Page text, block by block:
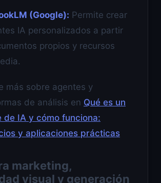
(Google): Permite crear
IA personalizados a partir
propios y recursos
más sobre agentes y
de análisis en Qué es un
de IA y cómo funciona:
y aplicaciones prácticas
marketing,
visual y generación